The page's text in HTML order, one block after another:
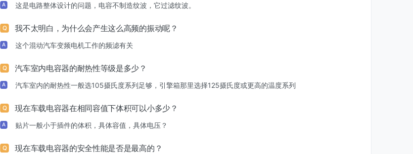
A 这是电路整体设计的问题，电容不制造纹波，它过滤纹波。
Q 我不太明白，为什么会产生这么高频的振动呢？
A 这个混动汽车变频电机工作的频滤有关
Q 汽车室内电容器的耐热性等级是多少？
A 汽车室内的耐热性一般选105摄氏度系列足够，引擎箱那里选择125摄氏度或更高的温度系列
Q 现在车载电容器在相同容值下体积可以小多少？
A 贴片一般小于插件的体积，具体容值，具体电压？
Q 现在车载电容器的安全性能是否是最高的？